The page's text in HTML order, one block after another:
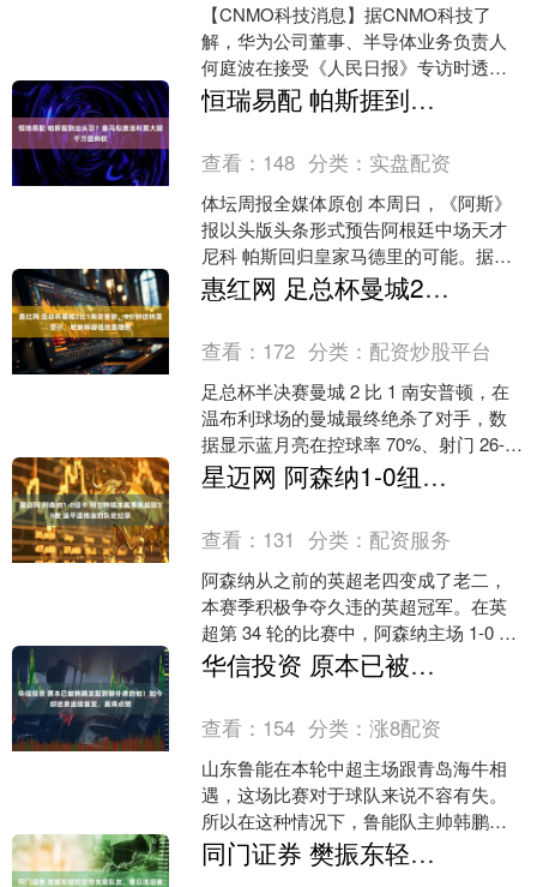
【CNMO科技消息】据CNMO科技了
解，华为公司董事、半导体业务负责人
何庭波在接受《人民日报》专访时透
露，华为将于今年秋季发布新一代麒麟
手机芯片，这是首个完整的....
恒瑞易配 帕斯捱到出头日？皇马拟激活科莫大腿千万回购权
查看： 148 分类： 实盘配资
体坛周报全媒体原创 本周日，《阿斯》
报以头版头条形式预告阿根廷中场天才
尼科 帕斯回归皇家马德里的可能。据
悉，皇马方面已决定激活体育城青训出
身的帕斯回购条款，而在....
惠红网 足总杯曼城2比1南安普敦，8分钟逆转是警示，轮换阵容低效是隐患
查看： 172 分类： 配资炒股平台
足总杯半决赛曼城 2 比 1 南安普顿，在
温布利球场的曼城最终绝杀了对手，数
据显示蓝月亮在控球率 70%、射门 26-
4，但是绝对优势数据却一度被英冠黑马
逼入绝....
星迈网 阿森纳1-0纽卡 阿尔特塔本赛季英超取39胜 追平温格造的队史纪录
查看： 131 分类： 配资服务
阿森纳从之前的英超老四变成了老二，
本赛季积极争夺久违的英超冠军。在英
超第 34 轮的比赛中，阿森纳主场 1-0 小
胜纽卡斯尔，先赛的情况下以 3 分的优
势重返英....
华信投资 原本已被韩鹏发配到替补席的他！如今却逆袭连续首发，赢得点赞
查看： 154 分类：涨8配资
山东鲁能在本轮中超主场跟青岛海牛相
遇，这场比赛对于球队来说不容有失。
所以在这种情况下，鲁能队主帅韩鹏就
做出了调整，让球队中卫位置迎来彭啸
首发。之前彭啸状态平平已....
同门证券 樊振东轻拍安慰失意队友，昔日流泪者今成最暖大哥